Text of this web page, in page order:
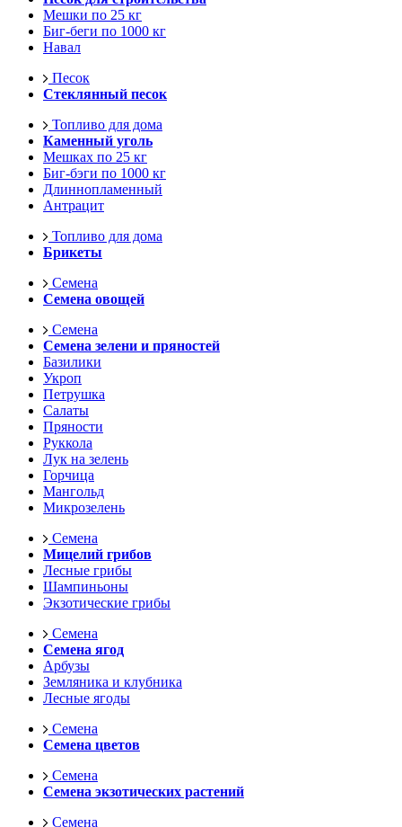
Мешки по 25 кг
Биг-беги по 1000 кг
Навал
Песок
Стеклянный песок
Топливо для дома
Каменный уголь
Мешках по 25 кг
Биг-бэги по 1000 кг
Длиннопламенный
Антрацит
Топливо для дома
Брикеты
Семена
Семена овощей
Семена
Семена зелени и пряностей
Базилики
Укроп
Петрушка
Салаты
Пряности
Руккола
Лук на зелень
Горчица
Мангольд
Микрозелень
Семена
Мицелий грибов
Лесные грибы
Шампиньоны
Экзотические грибы
Семена
Семена ягод
Арбузы
Земляника и клубника
Лесные ягоды
Семена
Семена цветов
Семена
Семена экзотических растений
Семена